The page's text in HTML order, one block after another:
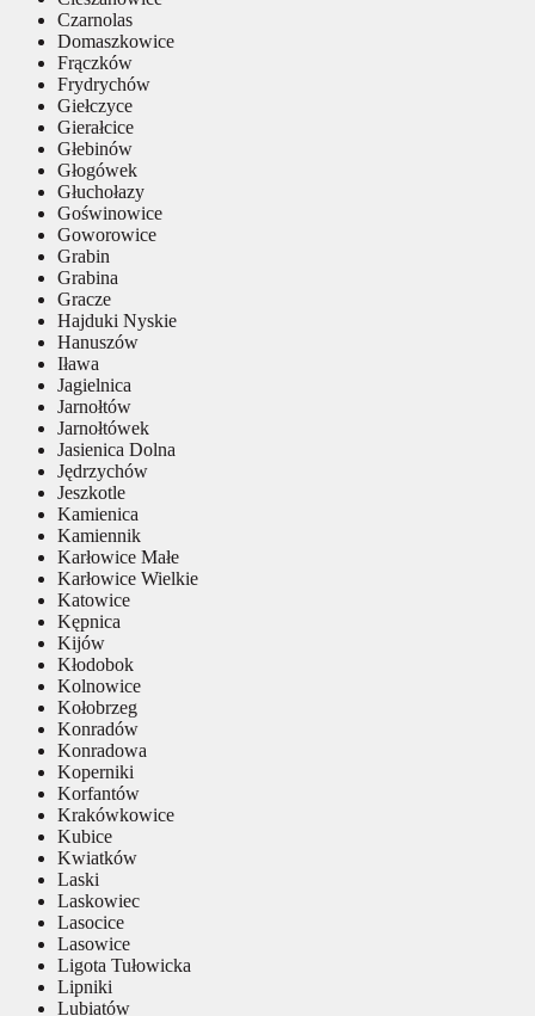
Czarnolas
Domaszkowice
Frączków
Frydrychów
Giełczyce
Gierałcice
Głebinów
Głogówek
Głuchołazy
Goświnowice
Goworowice
Grabin
Grabina
Gracze
Hajduki Nyskie
Hanuszów
Iława
Jagielnica
Jarnołtów
Jarnołtówek
Jasienica Dolna
Jędrzychów
Jeszkotle
Kamienica
Kamiennik
Karłowice Małe
Karłowice Wielkie
Katowice
Kępnica
Kijów
Kłodobok
Kolnowice
Kołobrzeg
Konradów
Konradowa
Koperniki
Korfantów
Krakówkowice
Kubice
Kwiatków
Laski
Laskowiec
Lasocice
Lasowice
Ligota Tułowicka
Lipniki
Lubiatów